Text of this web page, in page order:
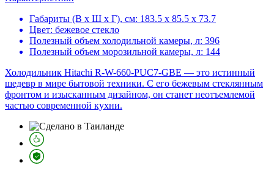
Габариты (В х Ш х Г), см: 183.5 х 85.5 х 73.7
Цвет: бежевое стекло
Полезный объем холодильной камеры, л: 396
Полезный объем морозильной камеры, л: 144
Холодильник Hitachi R-W-660-PUC7-GBE — это истинный
шедевр в мире бытовой техники. С его бежевым стеклянным
фронтом и изысканным дизайном, он станет неотъемлемой
частью современной кухни.